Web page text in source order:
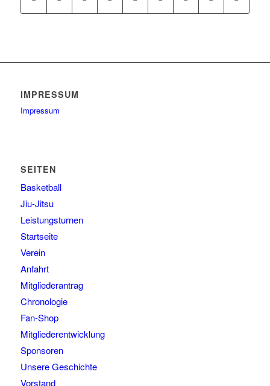
IMPRESSUM
Impressum
SEITEN
Basketball
Jiu-Jitsu
Leistungsturnen
Startseite
Verein
Anfahrt
Mitgliederantrag
Chronologie
Fan-Shop
Mitgliederentwicklung
Sponsoren
Unsere Geschichte
Vorstand